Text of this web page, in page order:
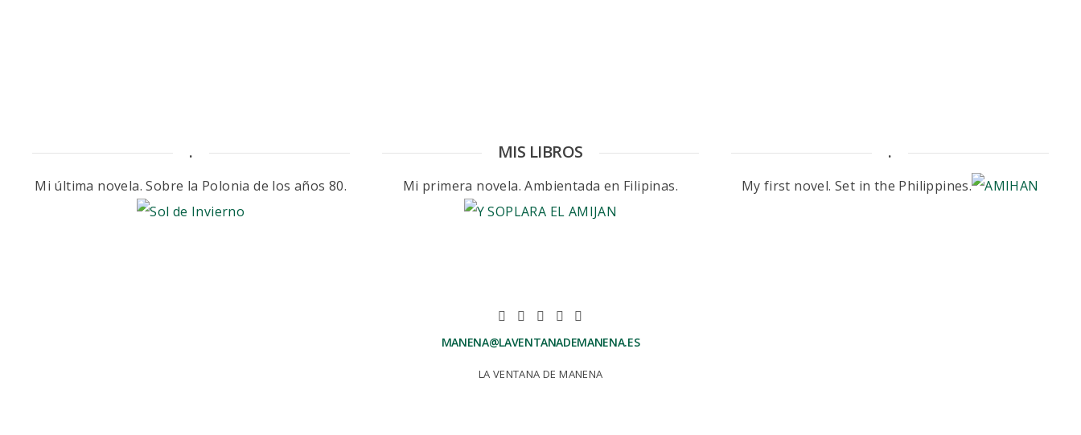
.
Mi última novela. Sobre la Polonia de los años 80.
MIS LIBROS
Mi primera novela. Ambientada en Filipinas.
.
My first novel. Set in the Philippines.
MANENA@LAVENTANADEMANENA.ES
LA VENTANA DE MANENA